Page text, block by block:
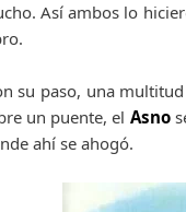
Así ambos lo
su paso, una
un puente, el Asno
ahí se ahogó.